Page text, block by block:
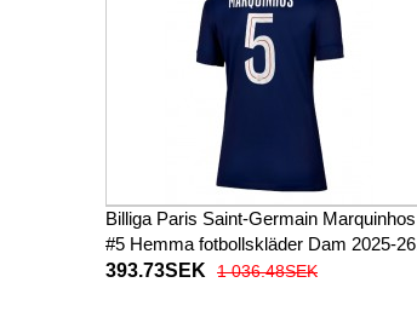
Billiga Paris Saint-Germain Marquinhos
#5 Hemma fotbollskläder Dam 2025-26
Kortärmad
393.73SEK 1 036.48SEK